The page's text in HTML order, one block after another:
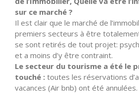
sur ce marché ?
Il est clair que le marché de
premiers secteurs à être
se sont retirés de tout projet:
et a moins d’y être contraint.
Le secteur du tourisme a été le
touché : toutes les réservations
vacances (Air bnb) ont été annulées.